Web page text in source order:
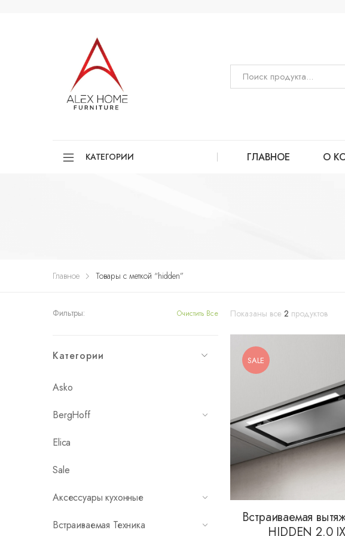
КАТЕГОРИИ ГЛАВНОЕ О
Главное Товары с меткой “hidden”
Фильтры: Очистить Все
Категории
Asko
BergHoff
Elica
Sale
Аксессуары кухонные
Встраиваемая Техника
Показаны все 2 продуктов
SALE
Встраиваемая
HIDDEN 2.0